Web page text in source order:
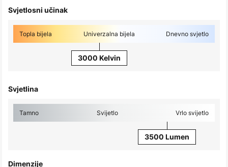
Svjetlosni učinak
Topla bijela Univerzalna bijela Dnevno svjetlo
3000 Kelvin
Svjetlina
Tamno Svijetlo Vrlo svijetlo
3500 Lumen
Dimenzije